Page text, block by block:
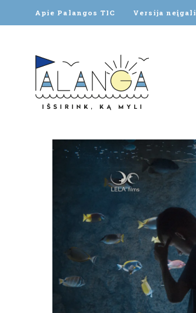
Apie Palangos TIC Versija